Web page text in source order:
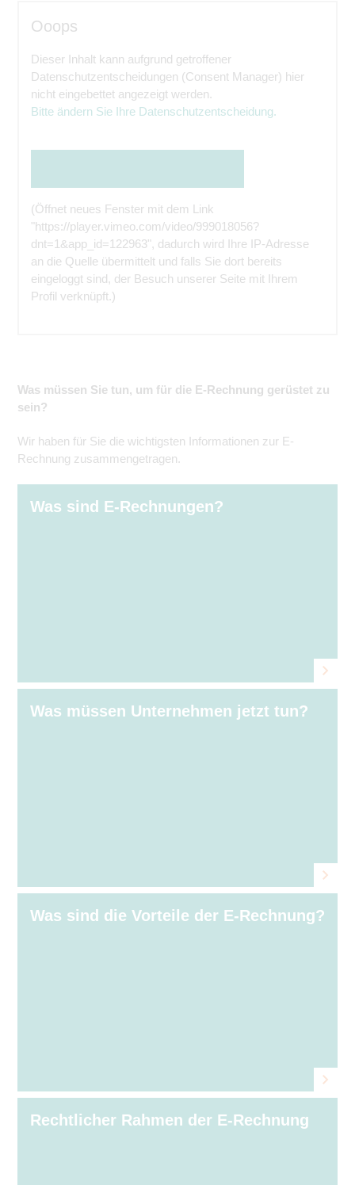
Ooops
Dieser Inhalt kann aufgrund getroffener
Datenschutzentscheidungen (Consent Manager) hier
nicht eingebettet angezeigt werden.
Bitte ändern Sie Ihre Datenschutzentscheidung.
(Öffnet neues Fenster mit dem Link
"https://player.vimeo.com/video/999018056?
dnt=1&app_id=122963", dadurch wird Ihre IP-Adresse
an die Quelle übermittelt und falls Sie dort bereits
eingeloggt sind, der Besuch unserer Seite mit Ihrem
Profil verknüpft.)
Was müssen Sie tun, um für die E-Rechnung gerüstet zu
sein?
Wir haben für Sie die wichtigsten Informationen zur E-
Rechnung zusammengetragen.
Was sind E⁠‑⁠Rechnungen?
Was müssen Unternehmen jetzt tun?
Was sind die Vorteile der E⁠‑⁠Rechnung?
Rechtlicher Rahmen der E⁠‑⁠Rechnung